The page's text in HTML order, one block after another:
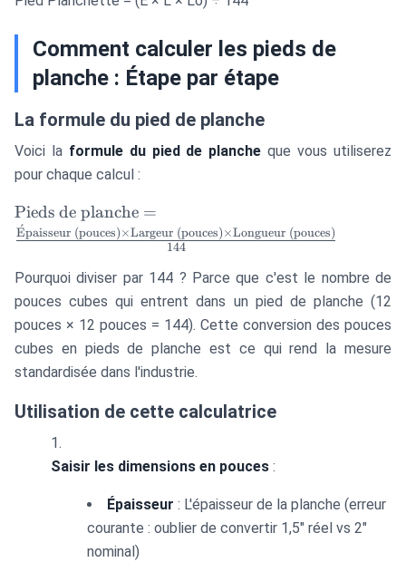
Comment calculer les pieds de
planche : Étape par étape
La formule du pied de planche
Voici la formule du pied de planche que vous utiliserez
pour chaque calcul :
\text{Pieds de
planche} =
\frac{\text{Épaisseur
(pouces)} \times
\text{Largeur
(pouces)} \times
\text{Longueur
(pouces)}}{144}
Pieds de planche =
144
E
ˊpaisseur (pouces)×Largeur (pouces)×Longueur (pouces)
Pourquoi diviser par 144 ? Parce que c'est le nombre de
pouces cubes qui entrent dans un pied de planche (12
pouces × 12 pouces = 144). Cette conversion des pouces
cubes en pieds de planche est ce qui rend la mesure
standardisée dans l'industrie.
Utilisation de cette calculatrice
Saisir les dimensions en pouces :
Épaisseur : L'épaisseur de la planche (erreur
courante : oublier de convertir 1,5" réel vs 2"
nominal)